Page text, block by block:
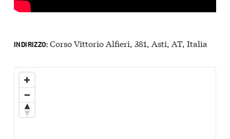
INDIRIZZO:Corso Vittorio Alfieri, 381, Asti, AT, Italia